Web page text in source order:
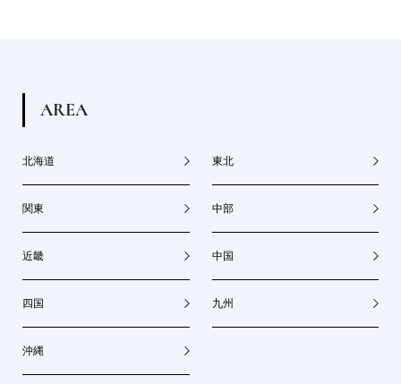
AREA
北海道 東北
関東 中部
近畿 中国
四国 九州
沖縄